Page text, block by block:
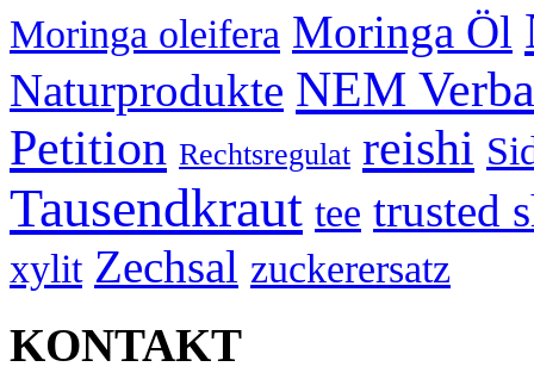
Moringa oleifera Moringa Öl
Naturprodukte NEM
Petition Rechtsregulat reishi
Tausendkraut tee trusted
xylit Zechsal zuckerersatz
KONTAKT